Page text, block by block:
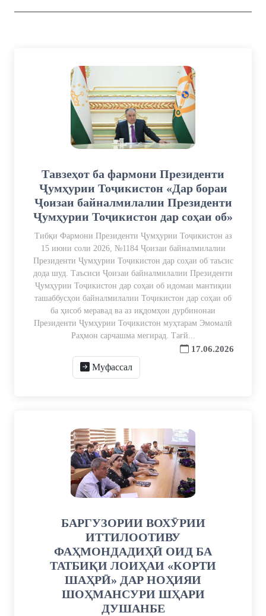
Тавзеҳот ба фармони Президенти
Ҷумҳурии Тоҷикистон «Дар бораи
Ҷоизаи байналмилалии Президенти
Ҷумҳурии Тоҷикистон дар соҳаи об»
Тибқи Фармони Президенти Ҷумҳурии Тоҷикистон аз
15 июни соли 2026, №1184 Ҷоизаи байналмилалии
Президенти Ҷумҳурии Тоҷикистон дар соҳаи об таъсис
дода шуд. Таъсиси Ҷоизаи байналмилалии Президенти
Ҷумҳурии Тоҷикистон дар соҳаи об идомаи мантиқии
ташаббусҳои байналмилалии Тоҷикистон дар соҳаи об
ба ҳисоб меравад ва аз иқдомҳои дурбинонаи
Президенти Ҷумҳурии Тоҷикистон муҳтарам Эмомалӣ
Раҳмон сарчашма мегирад. Тағй...
17.06.2026
Муфассал
БАРГУЗОРИИ ВОХӮРИИ
ИТТИЛООТИВУ
ФАҲМОНДАДИҲӢ ОИД БА
ТАТБИҚИ ЛОИҲАИ «КОРТИ
ШАҲРӢ» ДАР НОҲИЯИ
ШОҲМАНСУРИ ШҲАРИ
ДУШАНБЕ